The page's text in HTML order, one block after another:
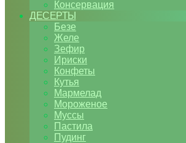
Консервация
ДЕСЕРТЫ
Безе
Желе
Зефир
Ириски
Конфеты
Кутья
Мармелад
Мороженое
Муссы
Пастила
Пудинг